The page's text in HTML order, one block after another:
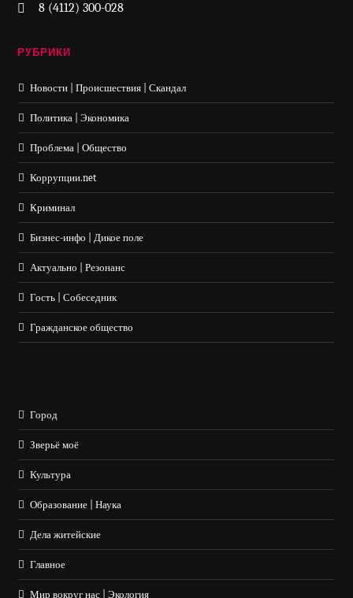
8 (4112) 300-028
РУБРИКИ
Новости | Происшествия | Скандал
Политика | Экономика
Проблема | Общество
Коррупции.net
Криминал
Бизнес-инфо | Дикое поле
Актуально | Резонанс
Гость | Собеседник
Гражданское общество
Город
Зверьё моё
Культура
Образование | Наука
Дела житейские
Главное
Мир вокруг нас | Экология